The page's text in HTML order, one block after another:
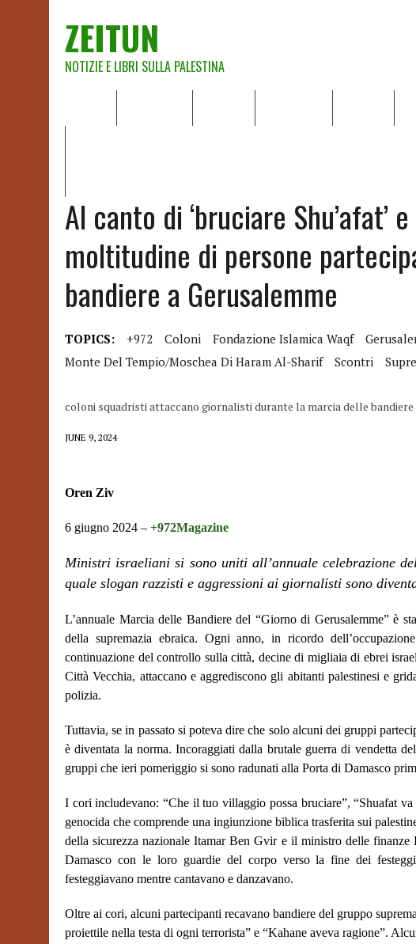
ZEITUN
NOTIZIE E LIBRI SULLA PALESTINA
Al canto di ‘bruciare Shu’afat’ e
moltitudine di persone
bandiere a Gerusalemme
TOPICS: +972 Coloni Fondazione Islamica Waqf
Monte Del Tempio/Moschea Di Haram Al-Sharif
Scontri
coloni squadristi attaccano giornalisti durante la marcia delle
JUNE 9, 2024
Oren Ziv
6 giugno 2024 – +972Magazine
Ministri israeliani si sono uniti all’annuale celebrazione
quale slogan razzisti e aggressioni ai giornalisti sono
L’annuale Marcia delle Bandiere del “Giorno di Gerusalemme” è
della supremazia ebraica. Ogni anno, in ricordo
continuazione del controllo sulla città, decine di migliaia di ebrei
Città Vecchia, attaccano e aggrediscono gli abitanti palestinesi e
polizia.
Tuttavia, se in passato si poteva dire che solo alcuni dei gruppi
è diventata la norma. Incoraggiati dalla brutale guerra di vendetta
gruppi che ieri pomeriggio si sono radunati alla Porta di Damasco
I cori includevano: “Che il tuo villaggio possa bruciare”, “Shuafat
genocida che comprende una ingiunzione biblica trasferita sui
della sicurezza nazionale Itamar Ben Gvir e il ministro delle
Damasco con le loro guardie del corpo verso la fine dei
festeggiavano mentre cantavano e danzavano.
Oltre ai cori, alcuni partecipanti recavano bandiere del gruppo
proiettile nella testa di ogni terrorista” e “Kahane aveva ragione”.